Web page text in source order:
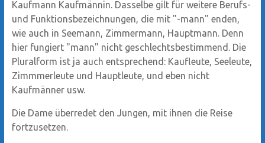
Kaufmann Kaufmännin. Dasselbe gilt für weitere Berufs-
und Funktionsbezeichnungen, die mit "-mann" enden,
wie auch in Seemann, Zimmermann, Hauptmann. Denn
hier fungiert "mann" nicht geschlechtsbestimmend. Die
Pluralform ist ja auch entsprechend: Kaufleute, Seeleute,
Zimmmerleute und Hauptleute, und eben nicht
Kaufmänner usw.
Die Dame überredet den Jungen, mit ihnen die Reise
fortzusetzen.